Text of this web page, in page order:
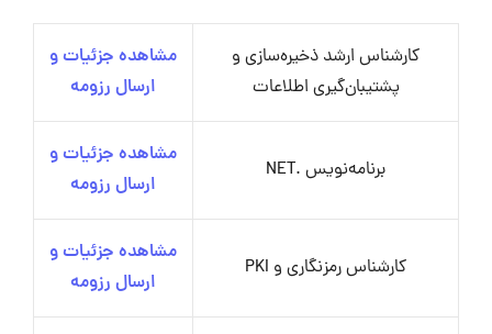
کارشناس ارشد ذخیره‌سازی و
پشتیبان‌گیری اطلاعات
مشاهده جزئیات و
ارسال رزومه
برنامه‌نویس .NET
مشاهده جزئیات و
ارسال رزومه
کارشناس رمزنگاری و PKI
مشاهده جزئیات و
ارسال رزومه